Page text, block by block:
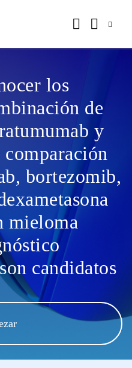
los
de
y
bortezomib,
mieloma
candidatos